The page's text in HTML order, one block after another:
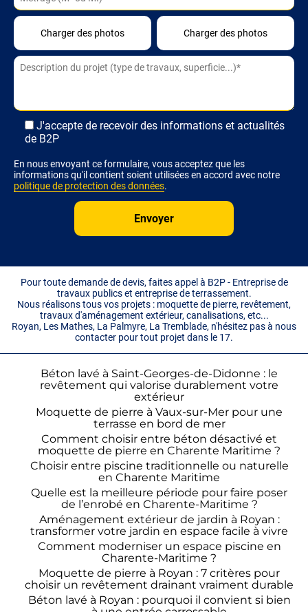
J'accepte de recevoir des informations et actualités
de B2P
En nous envoyant ce formulaire, vous acceptez que les
informations qu'il contient soient utilisées en accord avec notre
politique de protection des données.
Alternative:
Pour toute demande de devis, faites appel à B2P - Entreprise de
travaux publics et entreprise de terrassement.
Nous réalisons tous vos projets : moquette de pierre, revêtement,
travaux d'aménagement extérieur, canalisations, etc...
Royan, Les Mathes, La Palmyre, La Tremblade, n'hésitez pas à nous
contacter pour tout projet dans le 17.
Béton lavé à Saint-Georges-de-Didonne : le
revêtement qui valorise durablement votre
extérieur
Moquette de pierre à Vaux-sur-Mer pour une
terrasse en bord de mer
Comment choisir entre béton désactivé et
moquette de pierre en Charente Maritime ?
Choisir entre piscine traditionnelle ou naturelle
en Charente Maritime
Quelle est la meilleure période pour faire poser
de l’enrobé en Charente-Maritime ?
Aménagement extérieur de jardin à Royan :
transformer votre jardin en espace facile à vivre
Comment moderniser un espace piscine en
Charente-Maritime ?
Moquette de pierre à Royan : 7 critères pour
choisir un revêtement drainant vraiment durable
Béton lavé à Royan : pourquoi il convient si bien